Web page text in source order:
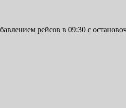
рейсов в 09:30 с